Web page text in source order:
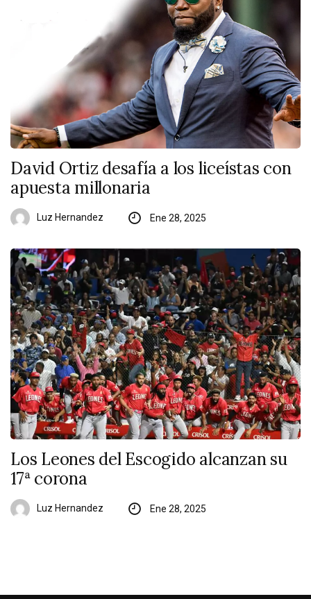
David Ortiz desafía a los liceístas con
apuesta millonaria
Luz Hernandez Ene 28, 2025
Los Leones del Escogido alcanzan su
17ª corona
Luz Hernandez Ene 28, 2025